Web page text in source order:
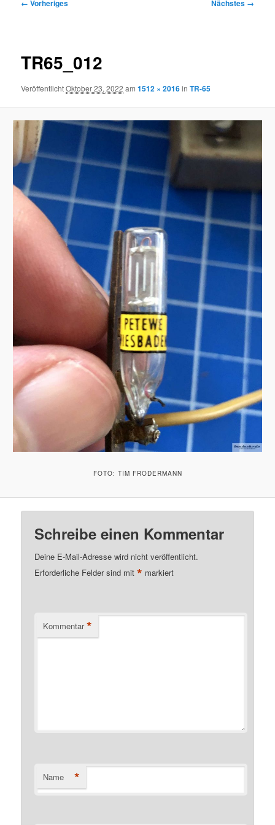
← Vorheriges Nächstes →
TR65_012
VeröffentlichtOktober 23, 2022 am1512 × 2016inTR-65
FOTO: TIM FRODERMANN
Schreibe einen Kommentar
Deine E-Mail-Adresse wird nicht veröffentlicht.
Erforderliche Felder sind mit* markiert
Kommentar *
Name *